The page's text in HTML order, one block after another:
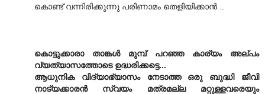
കൊണ്ട് വന്നിരിക്കുന്നു പരിണാമം തെളിയിക്കാന്‍ ..
കൊട്ടുക്കാരാ താങ്കള്‍ മുമ്പ് പറഞ്ഞ കാര്യം അല്പം
വ്യത്യാസത്തോടെ ഉദ്ധരിക്കട്ടെ...
ആധുനിക വിദ്യാഭ്യാസം നേടാത്ത ഒരു ബുദ്ധി ജീവി
നാട്യക്കാരന്‍ സ്വയം മത്രമല്ല മറ്റുള്ളവരെയും